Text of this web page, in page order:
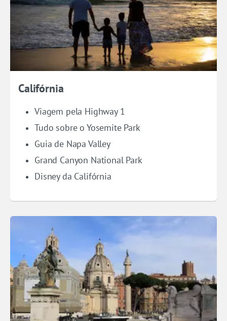
Califórnia
Viagem pela Highway 1
Tudo sobre o Yosemite Park
Guia de Napa Valley
Grand Canyon National Park
Disney da Califórnia